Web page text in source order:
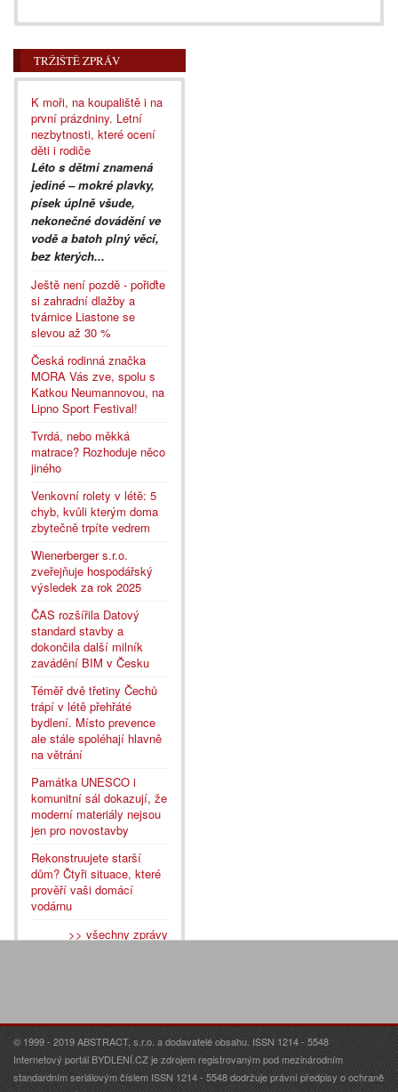
TRŽIŠTĚ ZPRÁV
K moři, na koupaliště i na
první prázdniny. Letní
nezbytnosti, které ocení
děti i rodiče
Léto s dětmi znamená
jediné – mokré plavky,
písek úplně všude,
nekonečné dovádění ve
vodě a batoh plný věcí,
bez kterých...
Ještě není pozdě - pořiďte
si zahradní dlažby a
tvárnice Liastone se
slevou až 30 %
Česká rodinná značka
MORA Vás zve, spolu s
Katkou Neumannovou, na
Lipno Sport Festival!
Tvrdá, nebo měkká
matrace? Rozhoduje něco
jiného
Venkovní rolety v létě: 5
chyb, kvůli kterým doma
zbytečně trpíte vedrem
Wienerberger s.r.o.
zveřejňuje hospodářský
výsledek za rok 2025
ČAS rozšířila Datový
standard stavby a
dokončila další milník
zavádění BIM v Česku
Téměř dvě třetiny Čechů
trápí v létě přehřáté
bydlení. Místo prevence
ale stále spoléhají hlavně
na větrání
Památka UNESCO i
komunitní sál dokazují, že
moderní materiály nejsou
jen pro novostavby
Rekonstruujete starší
dům? Čtyři situace, které
prověří vaši domácí
vodárnu
>> všechny zprávy
© 1999 - 2019 ABSTRACT, s.r.o. a dodavatelé obsahu. ISSN 1214 - 5548
Internetový portál BYDLENÍ.CZ je zdrojem registrovaným pod mezinárodním
standardním seriálovým číslem ISSN 1214 - 5548 dodržuje právní předpisy o ochraně